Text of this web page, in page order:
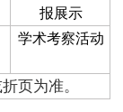
报展示
学术考察活动
页为准。